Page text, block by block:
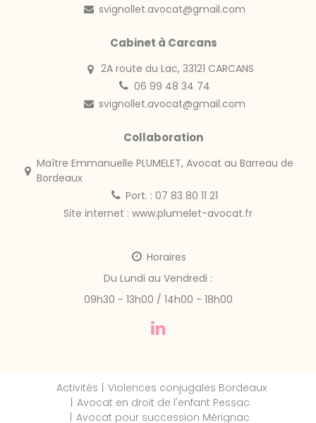
svignollet.avocat@gmail.com
Cabinet à Carcans
2A route du Lac, 33121 CARCANS
06 99 48 34 74
svignollet.avocat@gmail.com
Collaboration
Maître Emmanuelle PLUMELET, Avocat au Barreau de
Bordeaux
Port. : 07 83 80 11 21
Site internet : www.plumelet-avocat.fr
Horaires
Du Lundi au Vendredi :
09h30 - 13h00 / 14h00 - 18h00
Activités
Violences conjugales Bordeaux
Avocat en droit de l'enfant Pessac
Avocat pour succession Mérignac